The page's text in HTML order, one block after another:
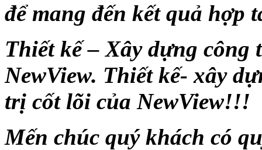
để mang đến kết quả hợp
Thiết kế – Xây dựng
NewView. Thiết kế- xây
trị cốt lõi của NewView!!!
Mến chúc quý khách có